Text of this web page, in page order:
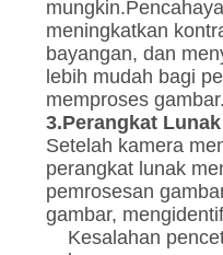
meningkatkan
bayangan, dan
lebih mudah bagi
memproses gambar.
3.Perangkat
Setelah kamera
perangkat lunak
pemrosesan
gambar,
Kesalahan